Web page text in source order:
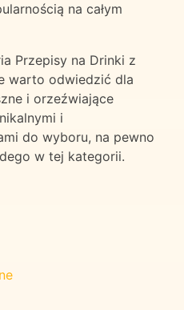
na całym
Przepisy na Drinki z
warto odwiedzić dla
i orzeźwiające
i
do wyboru, na pewno
w tej kategorii.